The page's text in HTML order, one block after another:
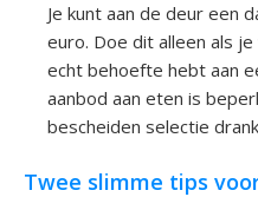
Je kunt aan de deur een
euro. Doe dit alleen als
echt behoefte hebt aan
aanbod aan eten is
bescheiden selectie
Twee slimme tips